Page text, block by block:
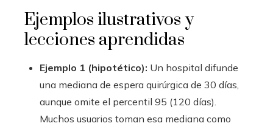
Ejemplos ilustrativos y
lecciones aprendidas
Ejemplo 1 (hipotético): Un hospital difunde
una mediana de espera quirúrgica de 30 días,
aunque omite el percentil 95 (120 días).
Muchos usuarios toman esa mediana como